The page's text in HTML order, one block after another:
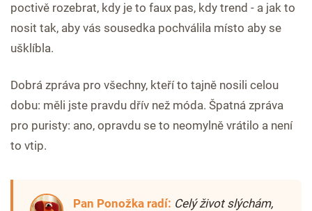
poctivě rozebrat, kdy je to faux pas, kdy trend - a jak to
nosit tak, aby vás sousedka pochválila místo aby se
ušklíbla.
Dobrá zpráva pro všechny, kteří to tajně nosili celou
dobu: měli jste pravdu dřív než móda. Špatná zpráva
pro puristy: ano, opravdu se to neomylně vrátilo a není
to vtip.
Pan Ponožka radí: Celý život slýchám,